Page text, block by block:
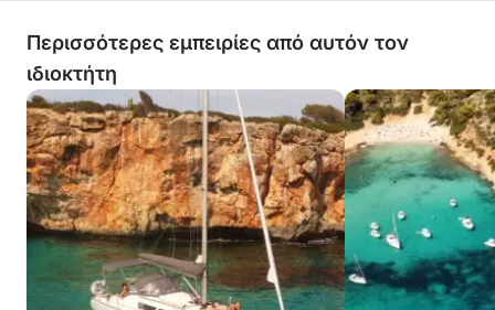
Περισσότερες εμπειρίες από αυτόν τον
ιδιοκτήτη